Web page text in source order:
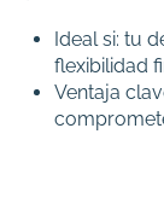
Ideal si: tu
flexibilidad
Ventaja